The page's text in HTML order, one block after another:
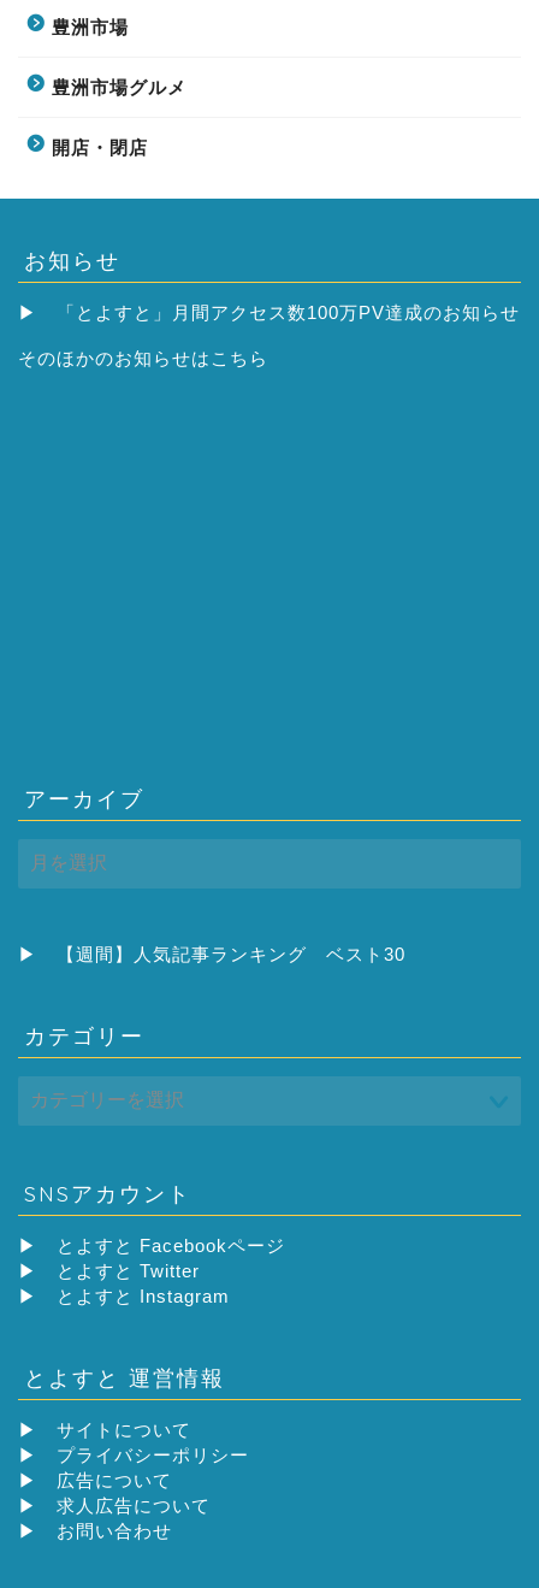
豊洲市場
豊洲市場グルメ
開店・閉店
お知らせ
▶ 「とよすと」月間アクセス数100万PV達成のお知らせ
そのほかのお知らせはこちら
アーカイブ
ア
ー
ブ
▶ 【週間】人気記事ランキング ベスト30
カテゴリー
SNSアカウント
▶
とよすと Facebookページ
▶
とよすと Twitter
▶
とよすと Instagram
とよすと 運営情報
▶ サイトについて
▶ プライバシーポリシー
▶ 広告について
▶ 求人広告について
▶ お問い合わせ